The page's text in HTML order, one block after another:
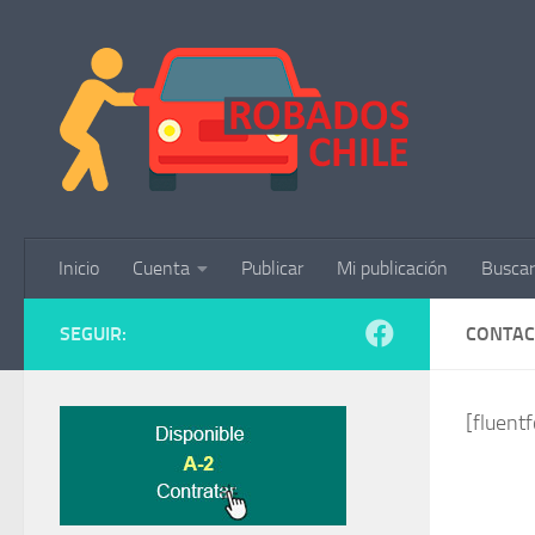
Inicio Cuenta Publicar Mi publicación Buscar
SEGUIR: